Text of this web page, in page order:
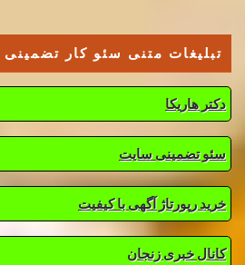
تبلیغات متنی سئو کار تضمینی
دکتر هاریکا
سئو تضمینی سایت
خرید رپورتاژ آگهی با کیفیت
کانال خبری زنجان